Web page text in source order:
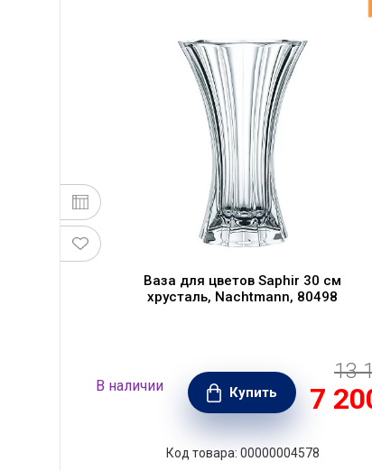
Ваза для цветов Saphir 30 см
хрусталь, Nachtmann, 80498
В наличии Купить
13
7
Код товара: 00000004578